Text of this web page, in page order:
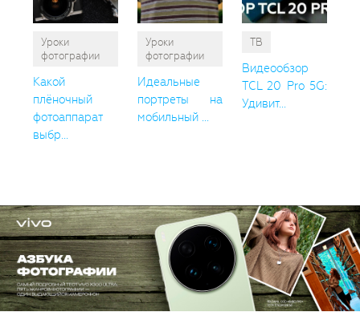
Уроки
фотографии
Какой
плёночный
фотоаппарат
выбр...
Уроки
фотографии
Идеальные
портреты на
мобильный ...
ТВ
Видеообзор
TCL 20 Pro 5G:
Удивит...